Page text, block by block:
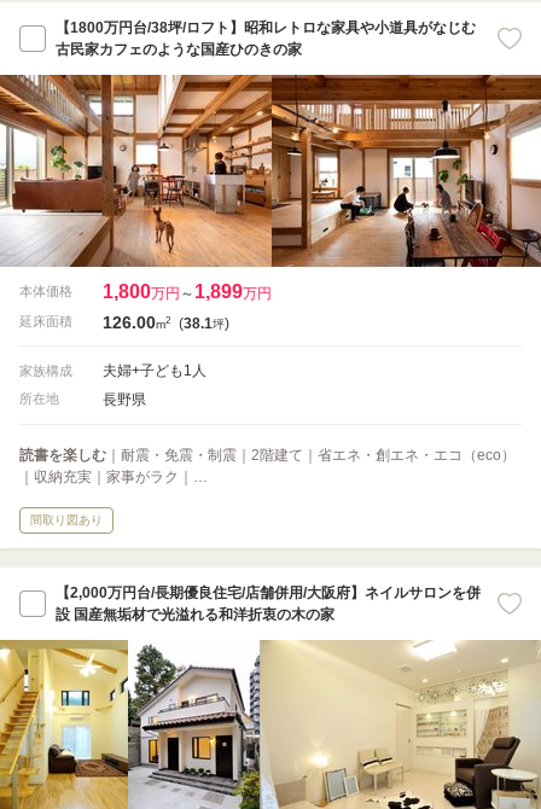
【1800万円台/38坪/ロフト】昭和レトロな家具や小道具がなじむ
古民家カフェのような国産ひのきの家
本体価格 1,800万円 ～ 1,899万円
延床面積 126.00m2 (38.1坪)
家族構成 夫婦+子ども1人
所在地 長野県
読書を楽しむ ｜耐震・免震・制震｜2階建て｜省エネ・創エネ・エコ（eco）
｜収納充実｜家事がラク｜…
間取り図あり
【2,000万円台/長期優良住宅/店舗併用/大阪府】ネイルサロンを併
設 国産無垢材で光溢れる和洋折衷の木の家